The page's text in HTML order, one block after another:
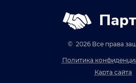
© 2026 Все права
Политика
Карта сайта